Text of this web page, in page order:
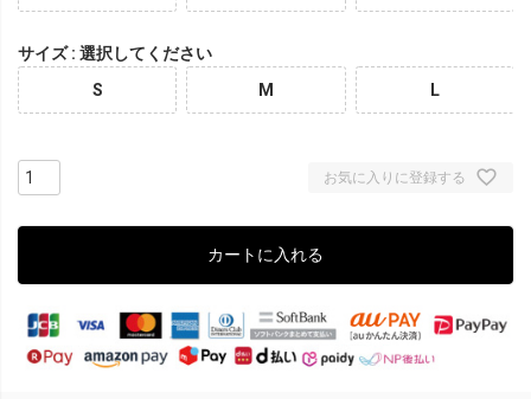
サイズ
選択してください
S
M L
お気に入りに登録する
カートに入れる